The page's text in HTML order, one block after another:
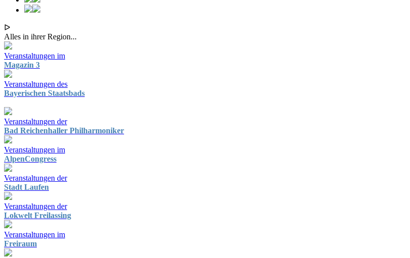
ᐅ
Alles in ihrer Region...
Veranstaltungen im
Magazin 3
Veranstaltungen des
Bayerischen Staatsbads
Veranstaltungen der
Bad Reichenhaller Philharmoniker
Veranstaltungen im
AlpenCongress
Veranstaltungen der
Stadt Laufen
Veranstaltungen der
Lokwelt Freilassing
Veranstaltungen im
Freiraum